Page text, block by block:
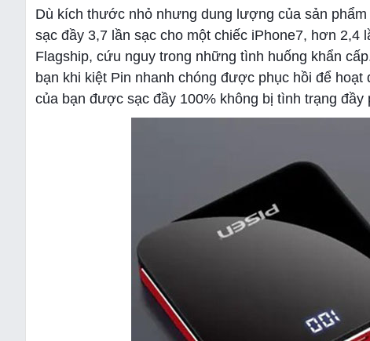
Dù kích thước nhỏ nhưng dung lượng của sản
sạc đầy 3,7 lần sạc cho một chiếc iPhone7, hơn
Flagship, cứu nguy trong những tình huống khẩn
bạn khi kiệt Pin nhanh chóng được phục hồi để
của bạn được sạc đầy 100% không bị tình trạng đầy